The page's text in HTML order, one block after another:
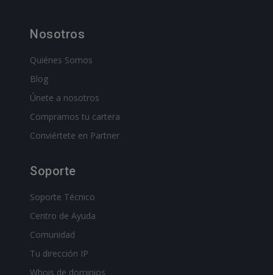
Nosotros
Quiénes Somos
Blog
Únete a nosotros
Compramos tu cartera
Conviértete en Partner
Soporte
Soporte Técnico
Centro de Ayuda
Comunidad
Tu dirección IP
Whois de dominios